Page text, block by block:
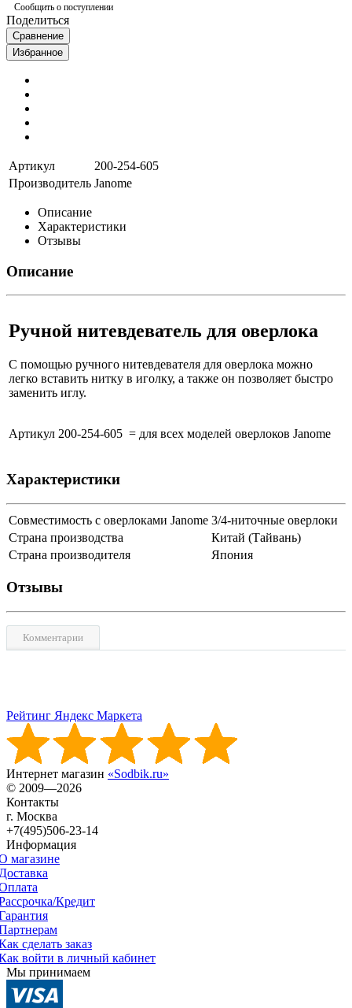
Сообщить о поступлении
Поделиться
Сравнение
Избранное
Артикул
200-254-605
Производитель Janome
Описание
Характеристики
Отзывы
Описание
Ручной нитевдеватель для оверлока
С помощью ручного нитевдевателя для оверлока можно
легко вставить нитку в иголку, а также он позволяет быстро
заменить иглу.
Артикул 200-254-605 = для всех моделей оверлоков Janome
Характеристики
Совместимость с оверлоками Janome 3/4-ниточные оверлоки
Страна производства
Китай (Тайвань)
Страна производителя
Япония
Отзывы
Комментарии
Рейтинг Яндекс Маркета
Интернет магазин «Sodbik.ru»
© 2009—2026
Контакты
г. Москва
+7(495)506-23-14
Информация
магазине
Кредит
сделать заказ
войти в личный кабинет
Мы принимаем